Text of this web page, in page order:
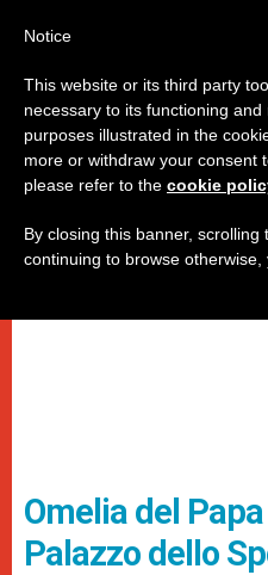
Omelia del
Palazzo dello
Notice
This website or its third party
necessary to its functioning
purposes illustrated in the
more or withdraw your consent
please refer to the cookie
By closing this banner,
continuing to browse